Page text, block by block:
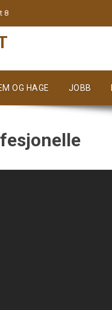
8
OG HAGE JOBB